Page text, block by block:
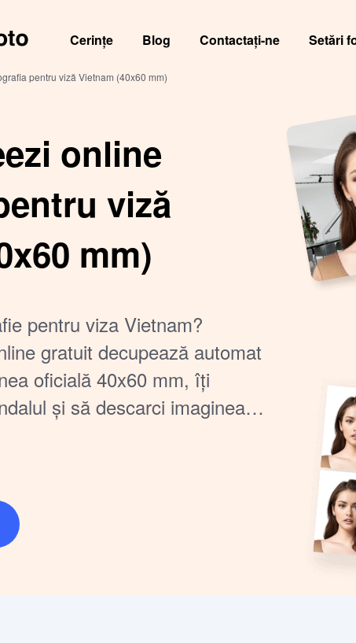
Cerințe Blog Contactați-ne Setări
pentru viză Vietnam (40x60 mm)
online
viză
mm)
pentru viza Vietnam?
gratuit decupează automat
oficială 40x60 mm, îți
și să descarci imaginea